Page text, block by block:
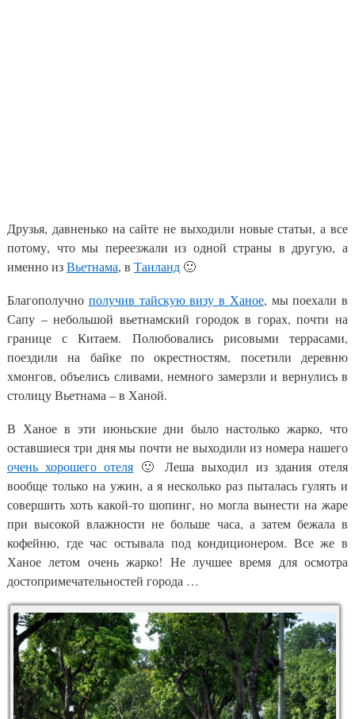
Друзья, давненько на сайте не выходили новые статьи, а все
потому, что мы переезжали из одной страны в другую, а
именно изВьетнама, в Таиланд 🙂
Благополучно получив тайскую визу в Ханое, мы поехали в
Сапу – небольшой вьетнамский городок в горах, почти на
границе с Китаем. Полюбовались рисовыми террасами,
поездили на байке по окрестностям, посетили деревню
хмонгов, объелись сливами, немного замерзли и вернулись в
столицу Вьетнама – в Ханой.
В Ханое в эти июньские дни было настолько жарко, что
оставшиеся три дня мы почти не выходили из номера нашего
очень хорошего отеля 🙂 Леша выходил из здания отеля
вообще только на ужин, а я несколько раз пыталась гулять и
совершить хоть какой-то шопинг, но могла вынести на жаре
при высокой влажности не больше часа, а затем бежала в
кофейню, где час остывала под кондиционером. Все же в
Ханое летом очень жарко! Не лучшее время для осмотра
достопримечательностей города …